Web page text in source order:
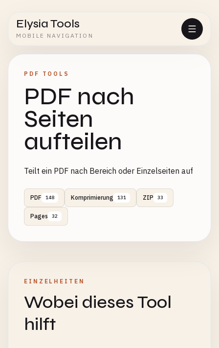
Elysia Tools
MOBILE NAVIGATION
PDF TOOLS
PDF nach
Seiten
aufteilen
Teilt ein PDF nach Bereich oder Einzelseiten auf
PDF 148 Komprimierung 131 ZIP 33
Pages 32
EINZELHEITEN
Wobei dieses Tool
hilft